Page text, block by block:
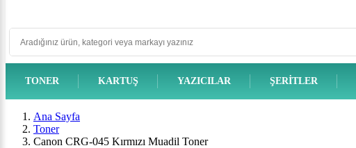
TONER KARTUŞ YAZICILAR ŞERITLER
Ana Sayfa
Toner
Canon CRG-045 Kırmızı Muadil Toner